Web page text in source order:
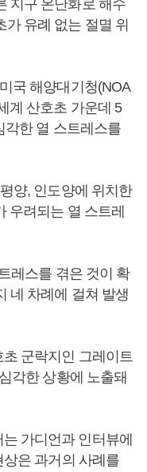
지구 온난화로 해수
유례 없는 절멸 위
국 해양대기청(NOA
계 산호초 가운데 5
각한 열 스트레스를
양, 인도양에 위치한
우려되는 열 스트레
레스를 겪은 것이 확
네 차례에 걸쳐 발생
군락지인 그레이트
각한 상황에 노출돼
가디언과 인터뷰에
상은 과거의 사례를